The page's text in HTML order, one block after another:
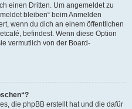
einen Dritten. Um angemeldet zu
bleiben“ beim Anmelden
wenn du dich an einem öffentlichen
befindest. Wenn diese Option
vermutlich von der Board-
die phpBB erstellt hat und die dafür